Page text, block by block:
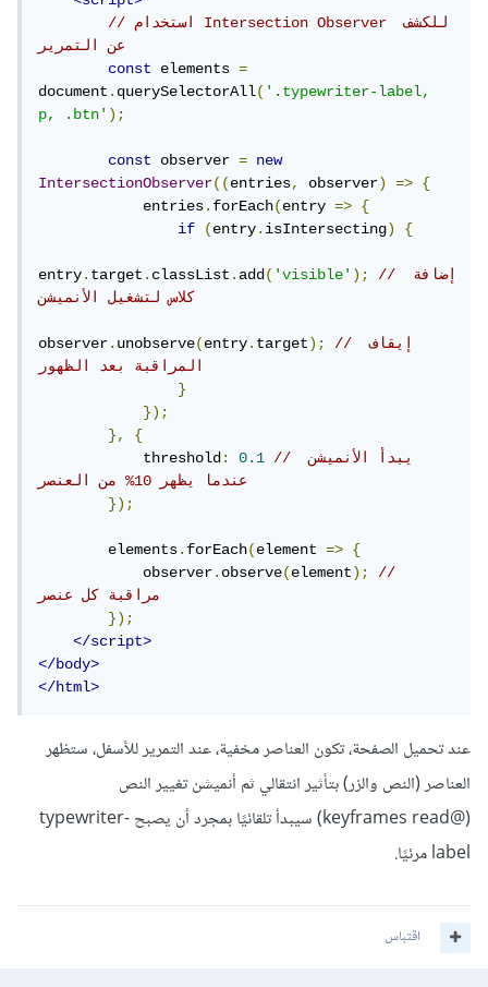
// استخدام Intersection Observer للكشف
عن التمرير
const
elements =
document.querySelectorAll('.typewriter-label,
p, .btn');
const observer =
new
IntersectionObserver((entries, observer) =>
{
            entries
.forEach(entry =>
{
if
(entry.isIntersecting) {
entry.target.classList.add('visible');
// إضافة
كلاس لتشغيل الأنميشن
observer.unobserve(entry.target);
// إيقاف
المراقبة بعد الظهور
}
});
},
{
            threshold
: 0.1
// يبدأ الأنميشن
عندما يظهر 10% من العنصر
});
        elements
.forEach(element =>
{
            observer
.observe(element);
//
مراقبة كل عنصر
});
</script>
</body>
</html>
عند تحميل الصفحة، تكون العناصر مخفية، عند التمرير للأسفل، ستظهر
العناصر (النص والزر) بتأثير انتقالي ثم أنميشن تغيير النص
(@keyframes read) سيبدأ تلقائيًا بمجرد أن يصبح typewriter-
label مرئيًا.
اقتباس